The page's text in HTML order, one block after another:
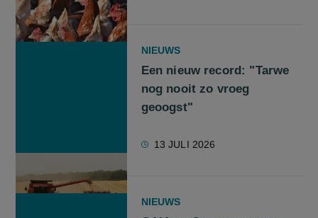
NIEUWS
Een nieuw record: "Tarwe
nog nooit zo vroeg
geoogst"
13 JULI 2026
NIEUWS